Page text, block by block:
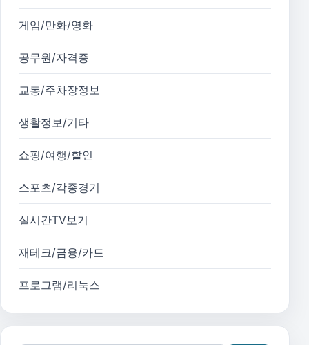
게임/만화/영화
공무원/자격증
교통/주차장정보
생활정보/기타
쇼핑/여행/할인
스포츠/각종경기
실시간TV보기
재테크/금융/카드
프로그램/리눅스